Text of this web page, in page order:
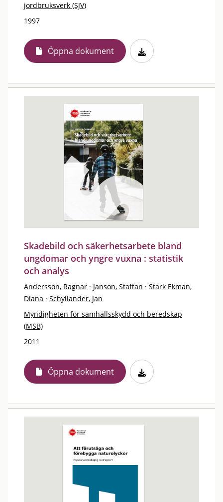
jordbruksverk (SJV)
1997
Öppna dokument
Skadebild och säkerhetsarbete bland
ungdomar och yngre vuxna : statistik
och analys
Andersson, Ragnar · Janson, Staffan · Stark Ekman,
Diana · Schyllander, Jan
Myndigheten för samhällsskydd och beredskap
(MSB)
2011
Öppna dokument